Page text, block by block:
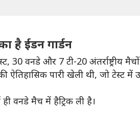
है ईडन गार्डन
30 वनडे और 7 टी-20 अंतर्राष्ट्रीय
ऐतिहासिक पारी खेली थी, जो टेस्ट में
वनडे मैच में हैट्रिक ली है।